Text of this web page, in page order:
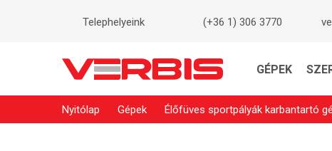
Telephelyeink (+36 1) 306 3770
GÉPEK
Nyitólap Gépek Élőfüves sportpályák karbantartó